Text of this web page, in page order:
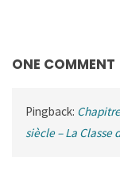
ONE COMMENT
Pingback:
siècle – La Classe